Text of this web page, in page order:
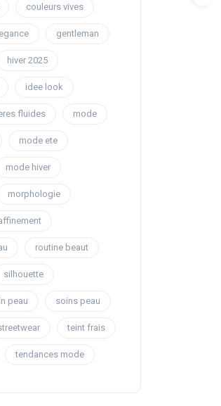
couleurs vives
gentleman
hiver 2025
idee look
fluides mode
mode ete
mode hiver
morphologie
routine beaut
silhouette
peau soins peau
teint frais
tendances mode